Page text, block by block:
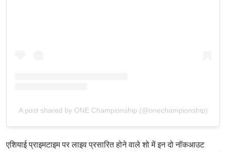
A post shared by ONE Championship (@onechampionship)
एशियाई प्राइमटाइम पर लाइव प्रसारित होने वाले शो में इन दो नॉकआउट